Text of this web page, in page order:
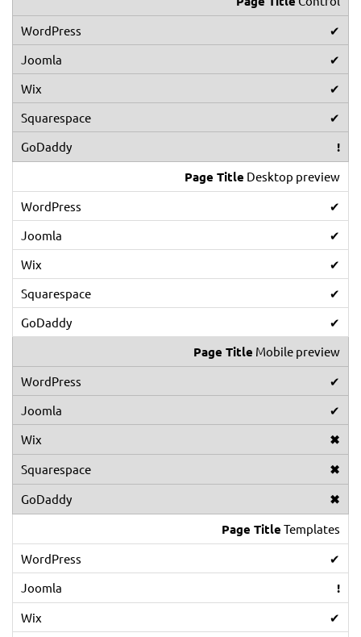
✔
✔
✔
✔
!
Page Title Desktop preview
✔
✔
✔
✔
✔
Page Title Mobile preview
✔
✔
✖
✖
✖
Page Title Templates
✔
!
✔